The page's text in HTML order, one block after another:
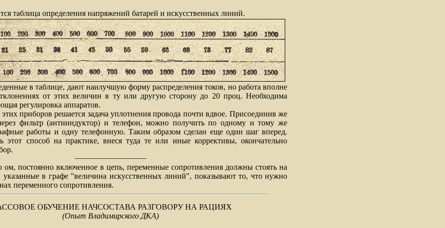
определения напряжений батарей и искусственных линий.
в таблице, дают наилучшую форму распределения токов, но работа вполне
от этих величин в ту или другую сторону до 20 проц. Необходима
регулировка аппаратов.
приборов решается задача уплотнения провода почти вдвое. Присоединив же
фильтр (антииндуктор) и телефон, можно получить по одному и тому же
работы и одну телефонную. Таким образом сделан еще один шаг вперед.
этот способ на практике, внеся туда те или иные коррективы, окончательно
ом, постоянно включенное в цепь, переменные сопротивления должны стоять на
указанные в графе "величина искусственных линий", показывают то, что нужно
переменного сопротивления.
ОБУЧЕНИЕ НАЧСОСТАВА РАЗГОВОРУ НА РАЦИЯХ
(Опыт Владимирского ДКА)